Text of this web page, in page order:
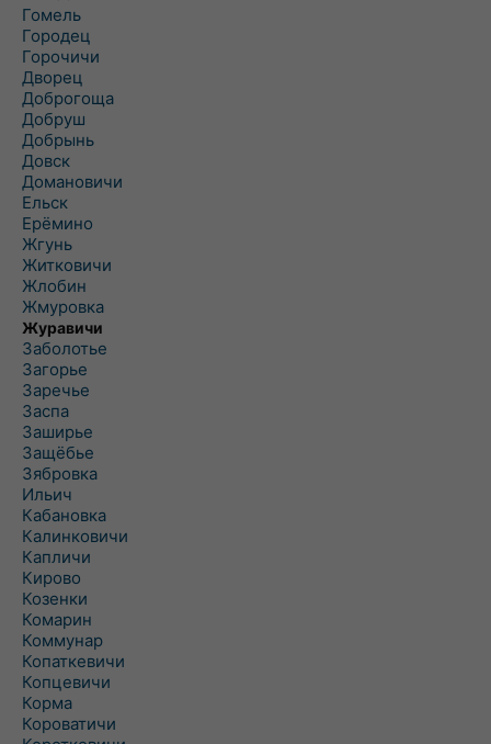
Гомель
Городец
Горочичи
Дворец
Доброгоща
Добруш
Добрынь
Довск
Домановичи
Ельск
Ерёмино
Жгунь
Житковичи
Жлобин
Жмуровка
Журавичи
Заболотье
Загорье
Заречье
Заспа
Заширье
Защёбье
Зябровка
Ильич
Кабановка
Калинковичи
Капличи
Кирово
Козенки
Комарин
Коммунар
Копаткевичи
Копцевичи
Корма
Короватичи